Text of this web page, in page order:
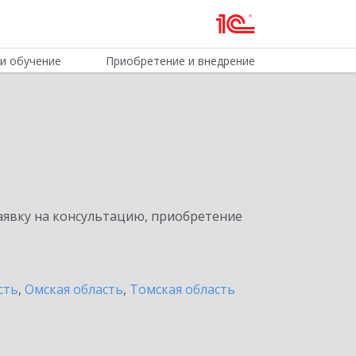
обучение Приобретение и внедрение
на консультацию, приобретение
, Омская область, Томская область